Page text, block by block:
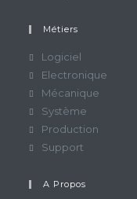
Métiers
Logiciel
dans
un
nouvel
onglet
Electronique
Mécanique
Système
dans
Production
Support
un
A Propos